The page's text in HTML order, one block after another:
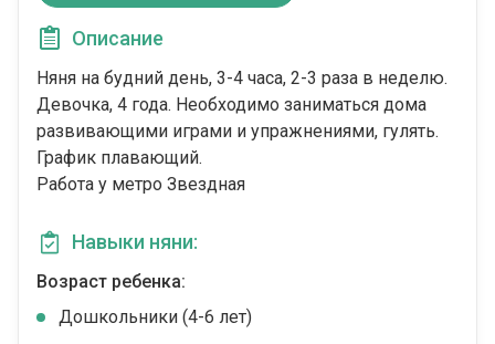
Описание
Няня на будний день, 3-4 часа, 2-3 раза в неделю.
Девочка, 4 года. Необходимо заниматься дома
развивающими играми и упражнениями, гулять.
График плавающий.
Работа у метро Звездная
Навыки няни:
Возраст ребенка:
Дошкольники (4-6 лет)